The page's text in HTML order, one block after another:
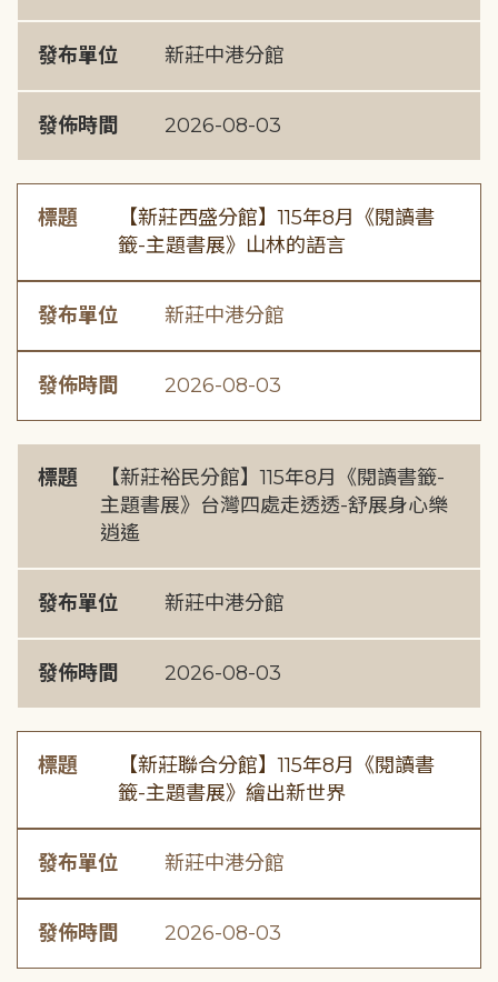
發布單位 新莊中港分館
發佈時間 2026-08-03
標題
【新莊西盛分館】115年8月《閱讀書
籤-主題書展》山林的語言
發布單位 新莊中港分館
發佈時間 2026-08-03
標題
【新莊裕民分館】115年8月《閱讀書籤-
主題書展》台灣四處走透透-舒展身心樂
逍遙
發布單位 新莊中港分館
發佈時間 2026-08-03
標題
【新莊聯合分館】115年8月《閱讀書
籤-主題書展》繪出新世界
發布單位 新莊中港分館
發佈時間 2026-08-03